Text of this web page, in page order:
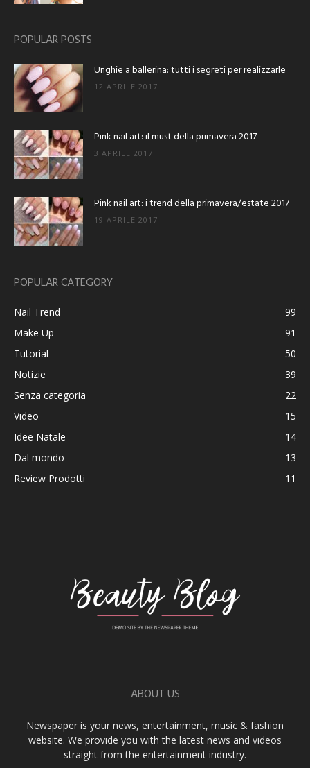
POPULAR POSTS
Unghie a ballerina: tutti i segreti per realizzarle
12 APRILE 2017
Pink nail art: il must della primavera 2017
3 APRILE 2017
Pink nail art: i trend della primavera/estate 2017
19 APRILE 2017
POPULAR CATEGORY
Nail Trend
99
Make Up
91
Tutorial
50
Notizie
39
Senza categoria
22
Video
15
Idee Natale
14
Dal mondo
13
Review Prodotti
11
ABOUT US
Newspaper is your news, entertainment, music & fashion
website. We provide you with the latest news and videos
straight from the entertainment industry.